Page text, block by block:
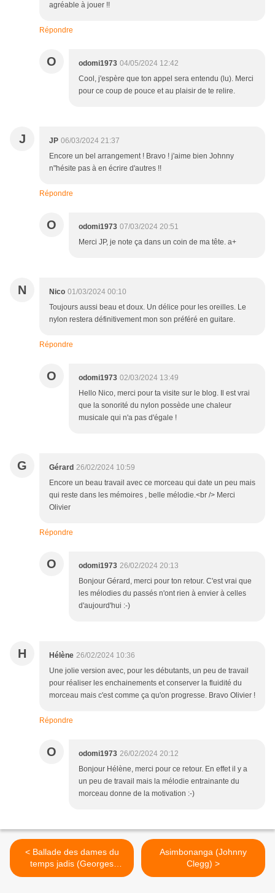
agréable à jouer !!
Répondre
O odomi1973 04/05/2024 12:42
Cool, j'espère que ton appel sera entendu (lu). Merci
pour ce coup de pouce et au plaisir de te relire.
J JP 06/03/2024 21:37
Encore un bel arrangement ! Bravo ! j'aime bien Johnny
n"hésite pas à en écrire d'autres !!
Répondre
O odomi1973 07/03/2024 20:51
Merci JP, je note ça dans un coin de ma tête. a+
N Nico 01/03/2024 00:10
Toujours aussi beau et doux. Un délice pour les oreilles. Le
nylon restera définitivement mon son préféré en guitare.
Répondre
O odomi1973 02/03/2024 13:49
Hello Nico, merci pour ta visite sur le blog. Il est vrai
que la sonorité du nylon possède une chaleur
musicale qui n'a pas d'égale !
G Gérard 26/02/2024 10:59
Encore un beau travail avec ce morceau qui date un peu mais
qui reste dans les mémoires , belle mélodie.<br /> Merci
Olivier
Répondre
O odomi1973 26/02/2024 20:13
Bonjour Gérard, merci pour ton retour. C'est vrai que
les mélodies du passés n'ont rien à envier à celles
d'aujourd'hui :-)
H Hélène 26/02/2024 10:36
Une jolie version avec, pour les débutants, un peu de travail
pour réaliser les enchainements et conserver la fluidité du
morceau mais c'est comme ça qu'on progresse. Bravo Olivier !
Répondre
O odomi1973 26/02/2024 20:12
Bonjour Hélène, merci pour ce retour. En effet il y a
un peu de travail mais la mélodie entrainante du
morceau donne de la motivation :-)
< Ballade des dames du
temps jadis (Georges
BRASSENS)
Asimbonanga (Johnny
Clegg) >